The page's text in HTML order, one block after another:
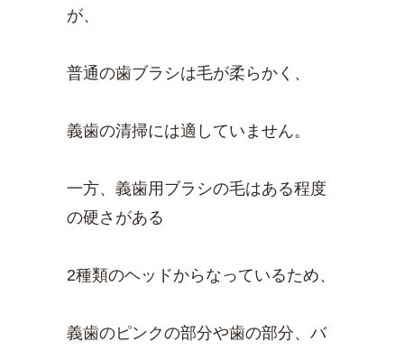
が、
普通の歯ブラシは毛が柔らかく、
義歯の清掃には適していません。
一方、義歯用ブラシの毛はある程度
の硬さがある
2種類のヘッドからなっているため、
義歯のピンクの部分や歯の部分、バ